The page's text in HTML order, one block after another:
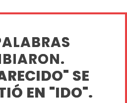
SE
EN "IDO".